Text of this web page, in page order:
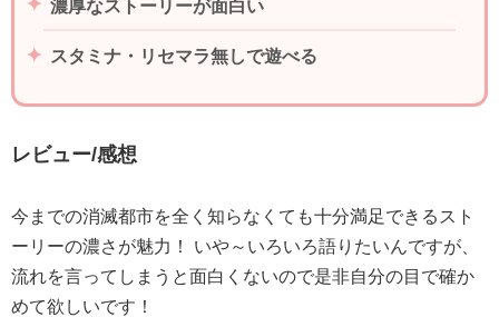
濃厚なストーリーが面白い
スタミナ・リセマラ無しで遊べる
レビュー/感想
今までの消滅都市を全く知らなくても十分満足できるスト
ーリーの濃さが魅力！ いや～いろいろ語りたいんですが、
流れを言ってしまうと面白くないので是非自分の目で確か
めて欲しいです！